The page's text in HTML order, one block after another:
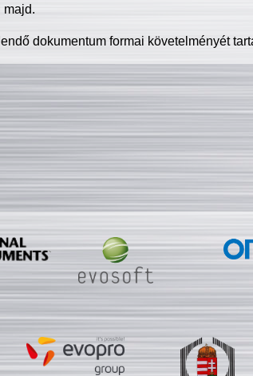
majd.
dokumentum formai követelményét